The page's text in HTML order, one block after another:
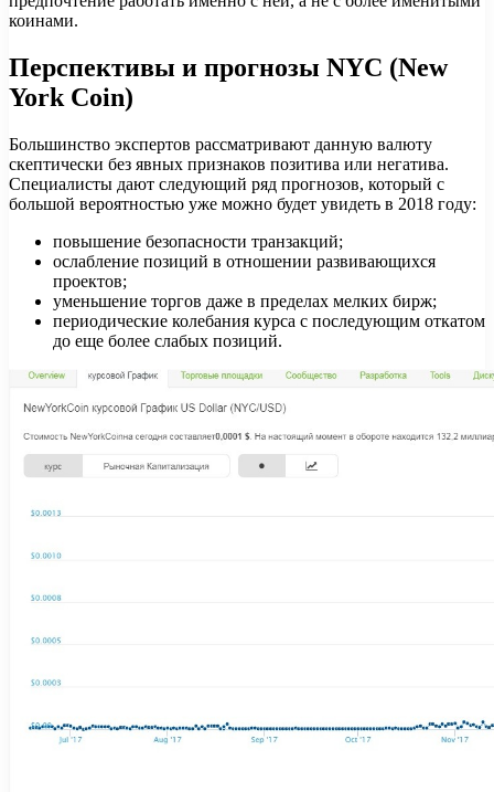
коинами.
Перспективы и прогнозы NYC (New
York Coin)
Большинство экспертов рассматривают данную валюту
скептически без явных признаков позитива или негатива.
Специалисты дают следующий ряд прогнозов, который с
большой вероятностью уже можно будет увидеть в 2018 году:
повышение безопасности транзакций;
ослабление позиций в отношении развивающихся
проектов;
уменьшение торгов даже в пределах мелких бирж;
периодические колебания курса с последующим откатом
до еще более слабых позиций.